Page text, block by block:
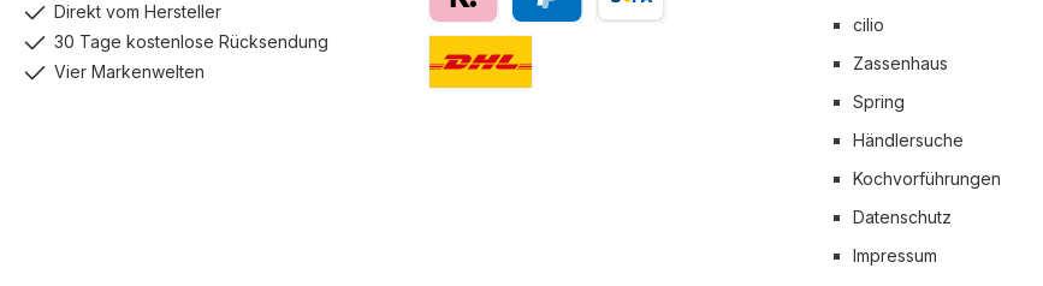
Direkt vom Hersteller
30 Tage kostenlose Rücksendung
Vier Markenwelten
PayPal
Klarna
cilio
Zassenhaus
Spring
Händlersuche
Kochvorführungen
Datenschutz
Impressum